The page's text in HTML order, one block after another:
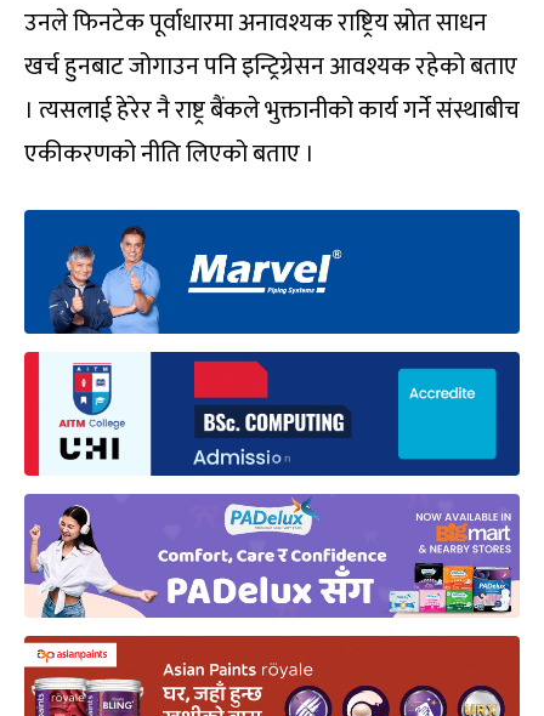
उनले फिनटेक पूर्वाधारमा अनावश्यक राष्ट्रिय स्रोत साधन
खर्च हुनबाट जोगाउन पनि इन्ट्रिग्रेसन आवश्यक रहेको बताए
। त्यसलाई हेरेर नै राष्ट्र बैंकले भुक्तानीको कार्य गर्ने संस्थाबीच
एकीकरणको नीति लिएको बताए ।